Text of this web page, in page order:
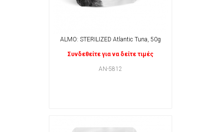
ALMO: STERILIZED Atlantic Tuna, 50g
Συνδεθείτε για να δείτε τιμές
ΑΝ-5812